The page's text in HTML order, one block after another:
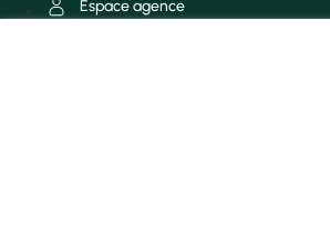
Espace agence